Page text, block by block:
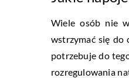
Wiele osób nie
wstrzymać się do
potrzebuje do
rozregulowania